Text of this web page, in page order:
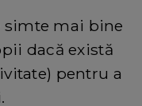
simte mai bine
dacă există
pentru a